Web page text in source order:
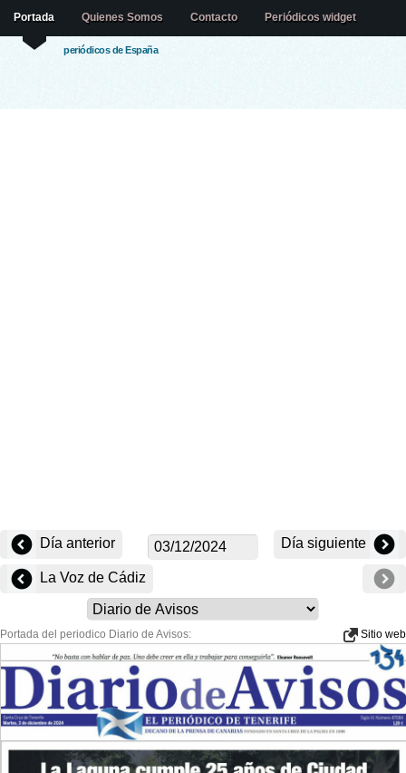
periódicos de España
Portada Quienes Somos Contacto Periódicos widget
Día anterior Día siguiente
La Voz de Cádiz
Portada del periodico Diario de Avisos: Sitio web